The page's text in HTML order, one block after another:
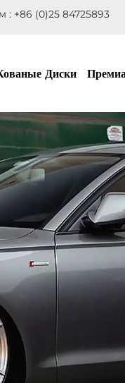
: +86 (0)25 84725893
Диски